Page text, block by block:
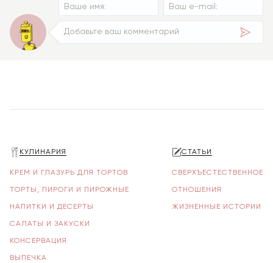
КУЛИНАРИЯ
КРЕМ И ГЛАЗУРЬ ДЛЯ ТОРТОВ
ТОРТЫ, ПИРОГИ И ПИРОЖНЫЕ
НАПИТКИ И ДЕСЕРТЫ
САЛАТЫ И ЗАКУСКИ
КОНСЕРВАЦИЯ
ВЫПЕЧКА
СТАТЬИ
СВЕРХЪЕСТЕСТВЕННОЕ
ОТНОШЕНИЯ
ЖИЗНЕННЫЕ ИСТОРИИ